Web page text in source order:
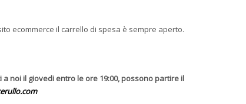
ecommerce il carrello di spesa è sempre aperto.
noi il giovedi entro le ore 19:00, possono partire il